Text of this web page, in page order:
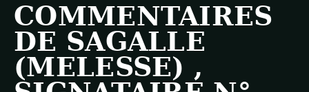
COMMENTAIRES
DE SAGALLE
(MELESSE) ,